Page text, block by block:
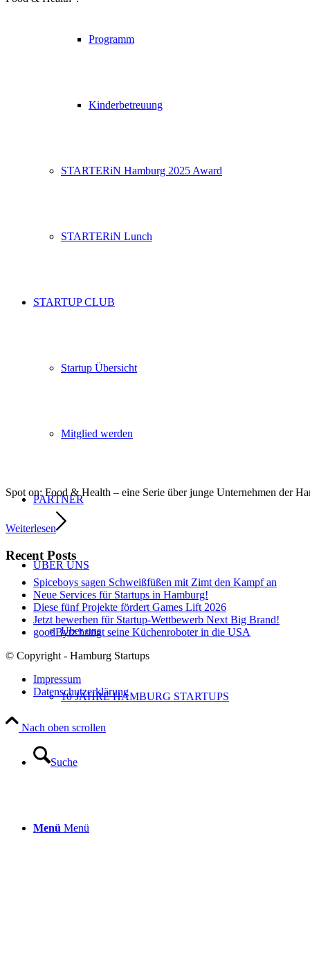
Programm
Kinderbetreuung
STARTERiN Hamburg 2025 Award
STARTERiN Lunch
STARTUP CLUB
Startup Übersicht
Mitglied werden
PARTNER
ÜBER UNS
Über uns
10 JAHRE HAMBURG STARTUPS
Suche
Menü Menü
Spot on: Food & Health – eine Serie über junge Unternehmen der
Weiterlesen
Recent Posts
Spiceboys sagen Schweißfüßen mit Zimt den Kampf an
Neue Services für Startups in Hamburg!
Diese fünf Projekte fördert Games Lift 2026
Jetzt bewerben für Startup-Wettbewerb Next Big Brand!
goodBytz bringt seine Küchenroboter in die USA
© Copyright - Hamburg Startups
Impressum
Datenschutzerklärung
Nach oben scrollen